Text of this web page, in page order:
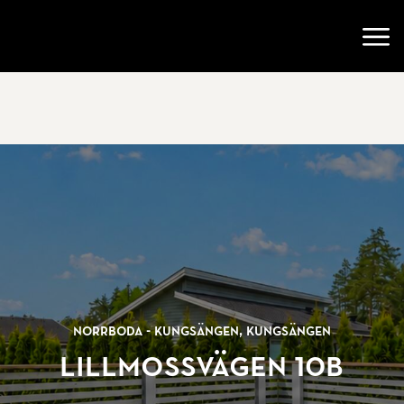
Norrboda - Kungsängen, Kungsängen
Lillmossvägen 10B